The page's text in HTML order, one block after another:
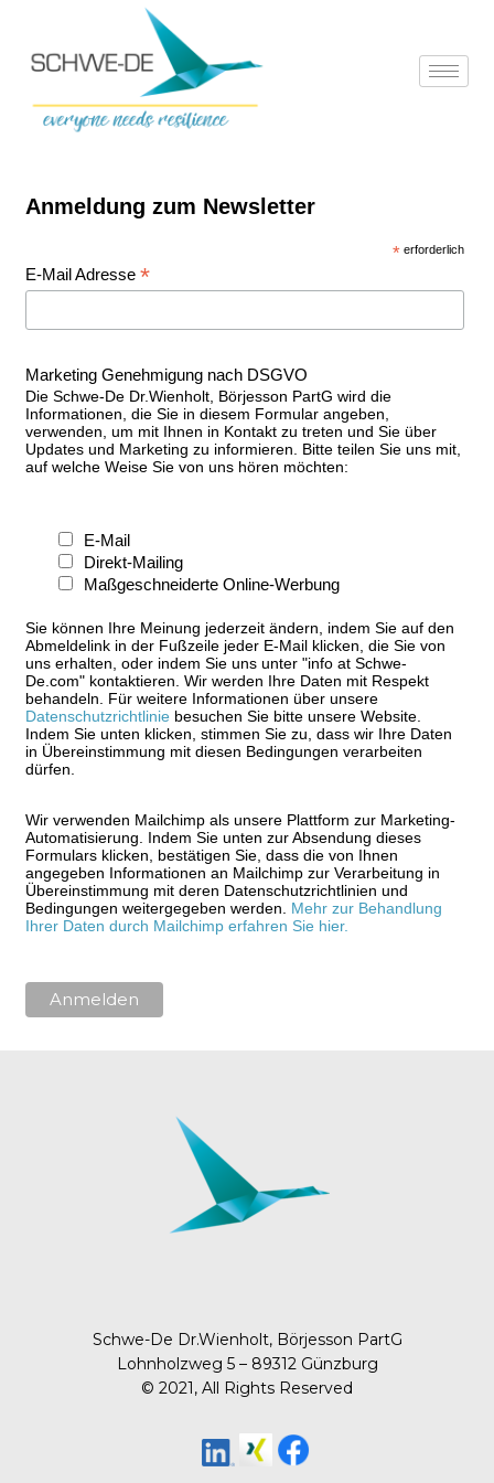
Zum
springen
Anmeldung zum Newsletter
* erforderlich
E-Mail Adresse *
Marketing Genehmigung nach DSGVO
Die Schwe-De Dr.Wienholt, Börjesson PartG wird die
Informationen, die Sie in diesem Formular angeben,
verwenden, um mit Ihnen in Kontakt zu treten und Sie über
Updates und Marketing zu informieren. Bitte teilen Sie uns mit,
auf welche Weise Sie von uns hören möchten:
E-Mail
Direkt-Mailing
Maßgeschneiderte Online-Werbung
Sie können Ihre Meinung jederzeit ändern, indem Sie auf den
Abmeldelink in der Fußzeile jeder E-Mail klicken, die Sie von
uns erhalten, oder indem Sie uns unter "info at Schwe-
De.com" kontaktieren. Wir werden Ihre Daten mit Respekt
behandeln. Für weitere Informationen über unsere
Datenschutzrichtlinie besuchen Sie bitte unsere Website.
Indem Sie unten klicken, stimmen Sie zu, dass wir Ihre Daten
in Übereinstimmung mit diesen Bedingungen verarbeiten
dürfen.
Wir verwenden Mailchimp als unsere Plattform zur Marketing-
Automatisierung. Indem Sie unten zur Absendung dieses
Formulars klicken, bestätigen Sie, dass die von Ihnen
angegeben Informationen an Mailchimp zur Verarbeitung in
Übereinstimmung mit deren Datenschutzrichtlinien und
Bedingungen weitergegeben werden. Mehr zur Behandlung
Ihrer Daten durch Mailchimp erfahren Sie hier.
Schwe-De Dr.Wienholt, Börjesson PartG
Lohnholzweg 5 – 89312 Günzburg
© 2021, All Rights Reserved